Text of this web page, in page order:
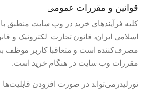
قوانین و مقررات عمومی
کلیه فرآیندهای خرید در وب سایت منطبق
اسلامی ایران، قانون تجارت الکترونیک و
مصرف‌کننده است و متعاقبا کاربر موظف
مقررات وب سایت در هنگام خرید است.
تورلیدرمی‌تواند در صورت افزودن قابلیت‌ها